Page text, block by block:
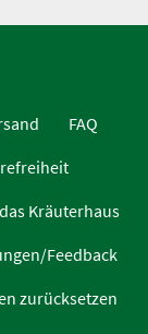
FAQ
Kräuterhaus
Feedback
zurücksetzen